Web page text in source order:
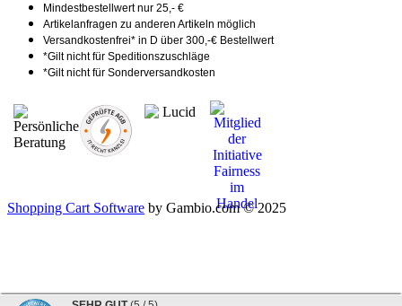
Mindestbestellwert nur 25,- €
Artikelanfragen zu anderen Artikeln möglich
Versandkostenfrei* in D über 300,-€ Bestellwert
*Gilt nicht für Speditionszuschläge
*Gilt nicht für Sonderversandkosten
Shopping Cart Software by Gambio.com © 2025